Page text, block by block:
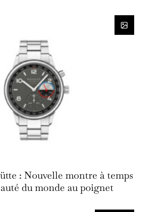
: Nouvelle montre à temps
du monde au poignet